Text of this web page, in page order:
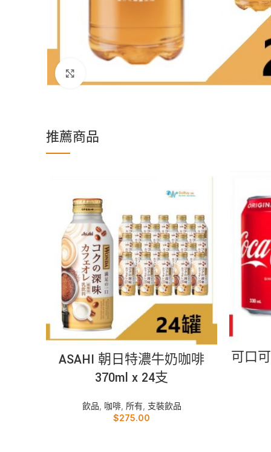
推薦商品
加入購物車
ASAHI 朝日特濃牛奶咖啡
370ml x 24支
飲品 咖啡, 所有, 支裝飲品
$275.00
可口